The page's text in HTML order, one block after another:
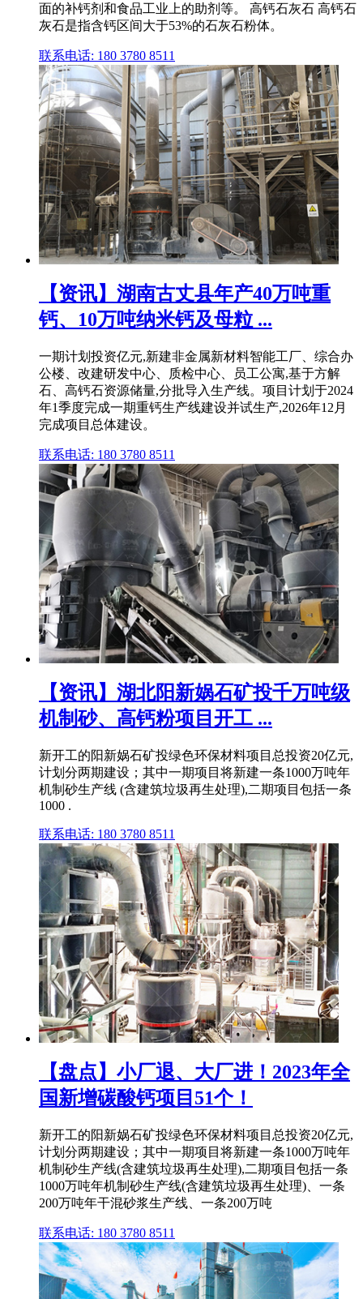
面的补钙剂和食品工业上的助剂等。 高钙石灰石 高钙石
灰石是指含钙区间大于53%的石灰石粉体。
联系电话: 180 3780 8511
【资讯】湖南古丈县年产40万吨重
钙、10万吨纳米钙及母粒 ...
一期计划投资亿元,新建非金属新材料智能工厂、综合办
公楼、改建研发中心、质检中心、员工公寓,基于方解
石、高钙石资源储量,分批导入生产线。项目计划于2024
年1季度完成一期重钙生产线建设并试生产,2026年12月
完成项目总体建设。
联系电话: 180 3780 8511
【资讯】湖北阳新娲石矿投千万吨级
机制砂、高钙粉项目开工 ...
新开工的阳新娲石矿投绿色环保材料项目总投资20亿元,
计划分两期建设；其中一期项目将新建一条1000万吨年
机制砂生产线 (含建筑垃圾再生处理),二期项目包括一条
1000 .
联系电话: 180 3780 8511
【盘点】小厂退、大厂进！2023年全
国新增碳酸钙项目51个！
新开工的阳新娲石矿投绿色环保材料项目总投资20亿元,
计划分两期建设；其中一期项目将新建一条1000万吨年
机制砂生产线(含建筑垃圾再生处理),二期项目包括一条
1000万吨年机制砂生产线(含建筑垃圾再生处理)、一条
200万吨年干混砂浆生产线、一条200万吨
联系电话: 180 3780 8511